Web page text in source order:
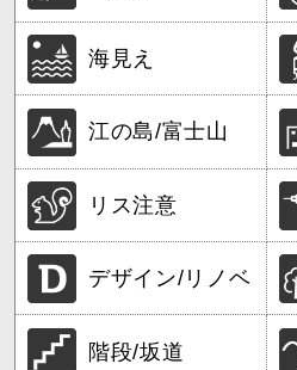
海見え
江の島/富士山
リス注意
デザイン/リノベ
階段/坂道